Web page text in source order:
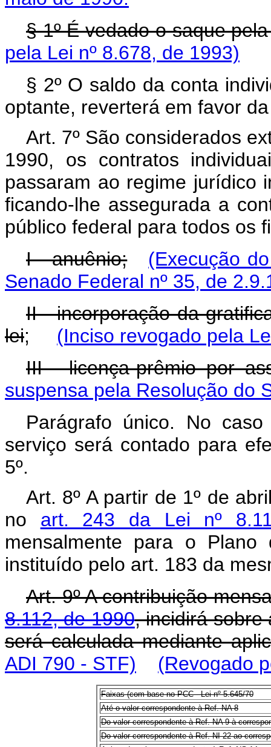
§ 1º É vedado o saque
pela Lei nº 8.678, de 1993)
§ 2º O saldo da conta
optante, reverterá em favor
Art. 7º São considerados
1990, os contratos
passaram ao regime jurídico
ficando-lhe assegurada a
público federal para todos os
I - anuênio;
(Execução
Senado Federal nº 35, de
II - incorporação da
lei; (Inciso revogado pela
III - licença-prêmio por
suspensa pela Resolução do
Parágrafo único. No
serviço será contado para
5º.
Art. 8º A partir de 1º de
no art. 243 da Lei nº
mensalmente para o Plano
instituído pelo art. 183 da
Art. 9º A contribuição
8.112, de 1990, incidirá sobre
será calculada mediante
ADI 790 - STF)
(Revogado
Faixas (com base no PCC - Lei nº 5.645/70
Até o valor correspondente à Ref. NA 8
Do valor correspondente à Ref. NA 9 à
Do valor correspondente à Ref. NI 22 ao